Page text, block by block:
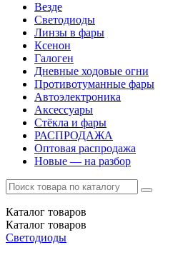
Везде
Светодиоды
Линзы в фары
Ксенон
Галоген
Дневные ходовые огни
Противотуманные фары
Автоэлектроника
Аксессуары
Стёкла и фары
РАСПРОДАЖА
Оптовая распродажа
Новые — на разбор
Каталог товаров
Каталог товаров
Светодиоды